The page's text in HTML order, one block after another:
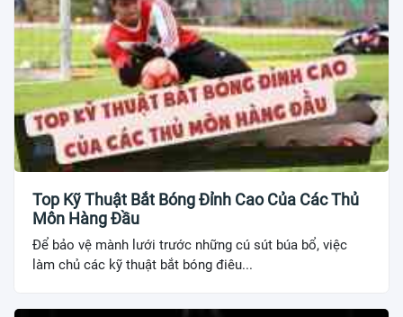
Top Kỹ Thuật Bắt Bóng Đỉnh Cao Của Các Thủ
Môn Hàng Đầu
Để bảo vệ mành lưới trước những cú sút búa bổ, việc
làm chủ các kỹ thuật bắt bóng điêu...